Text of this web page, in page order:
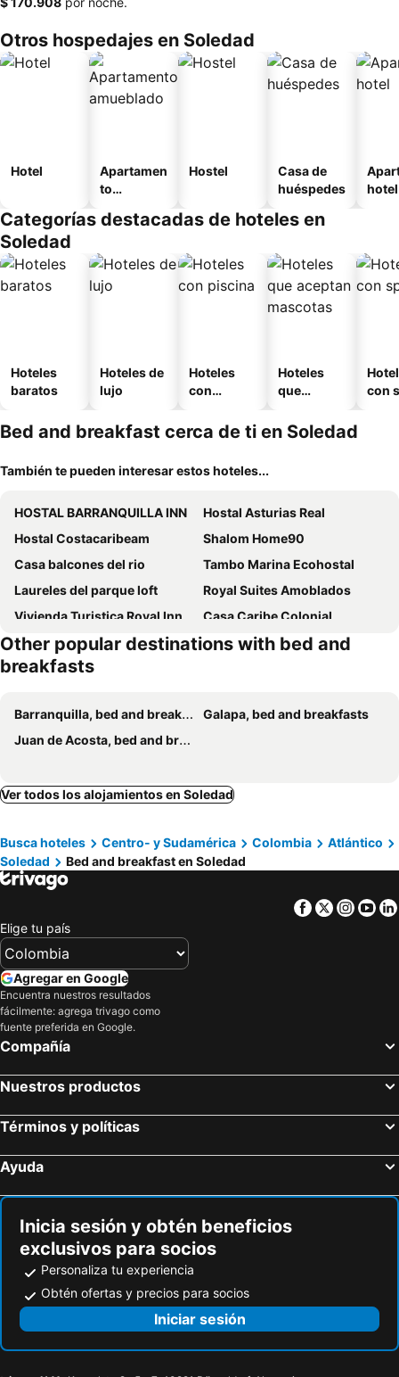
Otros hospedajes en Soledad
Hotel
Apartamen
to
o
Hostel
Casa de
huéspedes
hotel
Categorías destacadas de hoteles en
Soledad
Hoteles
baratos
Hoteles de
lujo
Hoteles
con
Hoteles
que
mascotas
con
Bed and breakfast cerca de ti en Soledad
También te pueden interesar estos hoteles...
HOSTAL BARRANQUILLA INN
Hostal Asturias Real
Hostal Costacaribeam
Shalom Home90
Casa balcones del rio
Tambo Marina Ecohostal
Laureles del parque loft
Royal Suites Amoblados
Vivienda Turistica Royal Inn
Casa Caribe Colonial
Baq Central Point
Casa Piedra Barranquilla
Margarita 93
Other popular destinations with bed and
breakfasts
Barranquilla, bed and breakfasts
Galapa, bed and breakfasts
Juan de Acosta, bed and breakfasts
Ver todos los alojamientos en Soledad
Busca hoteles Centro- y Sudamérica Colombia
Atlántico
Soledad
Bed and breakfast en Soledad
Facebook
Twitter
Elige tu país
Agregar en Google
Encuentra nuestros resultados
fácilmente: agrega trivago como
fuente preferida en Google.
Compañía
Nuestros productos
Términos y políticas
Ayuda
Inicia sesión y obtén beneficios
exclusivos para socios
Personaliza tu experiencia
Obtén ofertas y precios para socios
Iniciar sesión